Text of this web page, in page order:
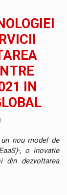
IN
nou model de
, o inovatie
din dezvoltarea